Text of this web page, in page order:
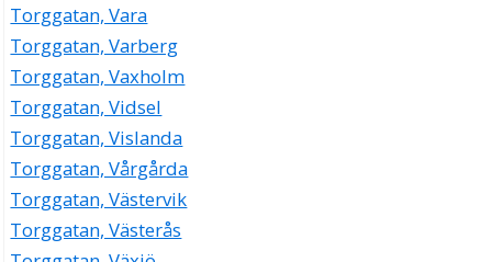
Torggatan, Vara
Torggatan, Varberg
Torggatan, Vaxholm
Torggatan, Vidsel
Torggatan, Vislanda
Torggatan, Vårgårda
Torggatan, Västervik
Torggatan, Västerås